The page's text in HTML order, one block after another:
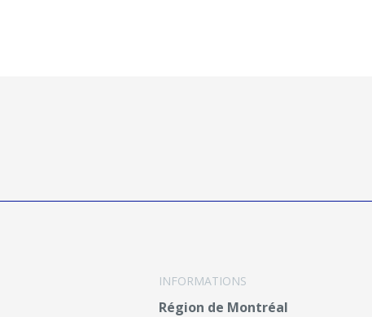
INFORMATIONS
Région de Montréal